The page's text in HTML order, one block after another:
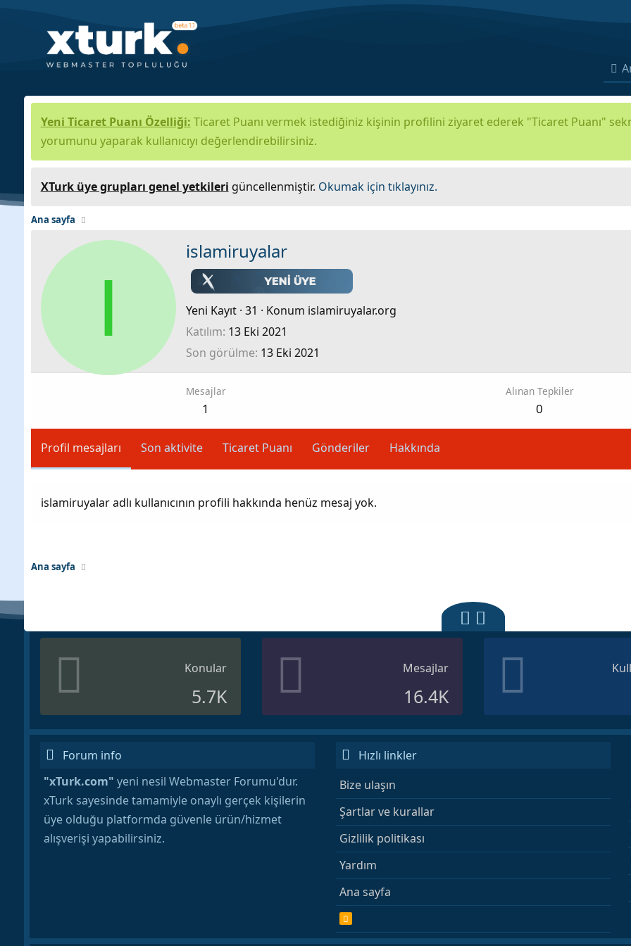
Yeni Ticaret Puanı Özelliği: Ticaret Puanı vermek istediğiniz kişinin profilini ziyaret ederek "Ticaret Puanı"
yorumunu yaparak kullanıcıyı değerlendirebilirsiniz.
XTurk üye grupları genel yetkileri güncellenmiştir. Okumak için tıklayınız.
Ana sayfa
I
islamiruyalar
Yeni Kayıt · 31 · Konum islamiruyalar.org
Katılım 13 Eki 2021
Son görülme 13 Eki 2021
Mesajlar
1
Alınan Tepkiler
0
Profil mesajları Son aktivite Ticaret Puanı Gönderiler Hakkında
islamiruyalar adlı kullanıcının profili hakkında henüz mesaj yok.
Ana sayfa
Konular
5.7K
Mesajlar
16.4K
Forum info
"xTurk.com" yeni nesil Webmaster Forumu'dur.
xTurk sayesinde tamamiyle onaylı gerçek kişilerin
üye olduğu platformda güvenle ürün/hizmet
alışverişi yapabilirsiniz.
Hızlı linkler
Bize ulaşın
Şartlar ve kurallar
Gizlilik politikası
Yardım
Ana sayfa
R
S
S